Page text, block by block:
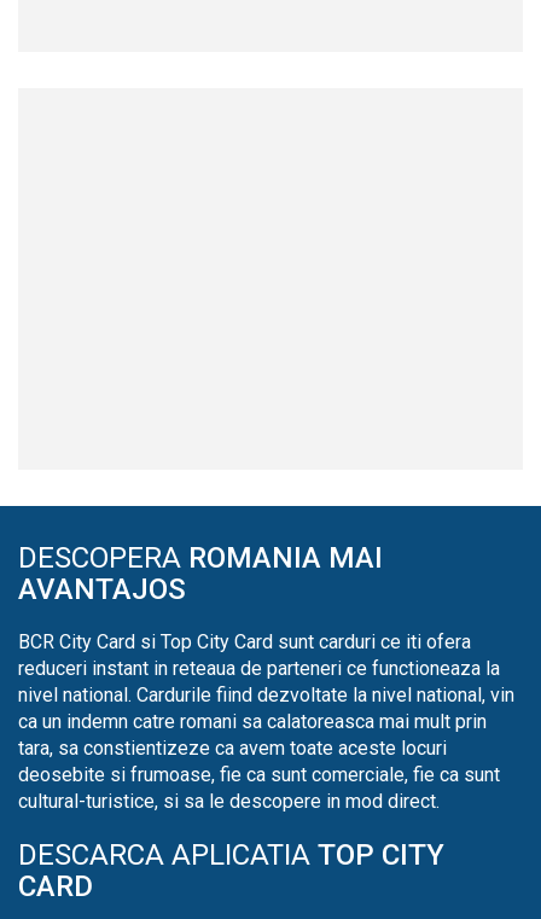
DESCOPERA ROMANIA MAI
AVANTAJOS
BCR City Card si Top City Card sunt carduri ce iti ofera
reduceri instant in reteaua de parteneri ce functioneaza la
nivel national. Cardurile fiind dezvoltate la nivel national, vin
ca un indemn catre romani sa calatoreasca mai mult prin
tara, sa constientizeze ca avem toate aceste locuri
deosebite si frumoase, fie ca sunt comerciale, fie ca sunt
cultural-turistice, si sa le descopere in mod direct.
DESCARCA APLICATIA TOP CITY
CARD